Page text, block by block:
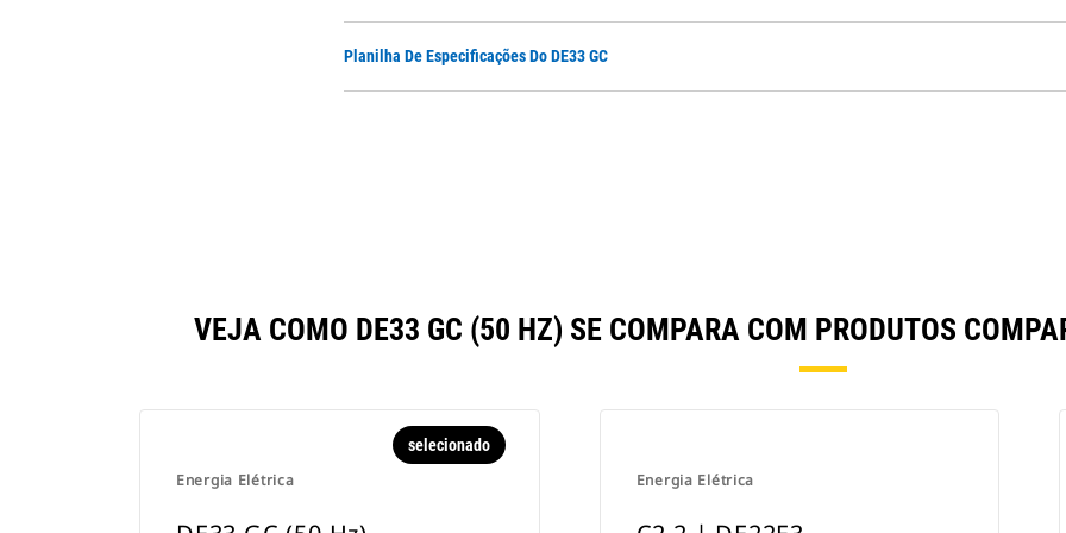
Planilha De Especificações Do DE33 GC
VEJA COMO DE33 GC (50 HZ) SE COMPARA COM PRODUTOS
Energia Elétrica
selecionado
Energia Elétrica